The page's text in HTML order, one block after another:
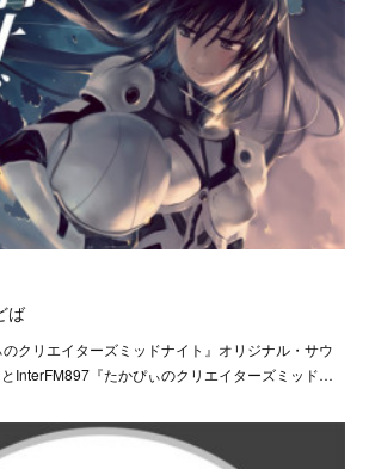
ば
クリエイターズミッドナイト』オリジナル・サウ
InterFM897『たかぴぃのクリエイターズミッド…